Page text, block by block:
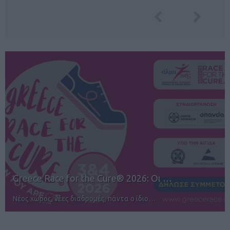
12ος TUI Rhodes Marathon: Άνοιγμα ε…
Αγώνες για όλους στην Ρόδο